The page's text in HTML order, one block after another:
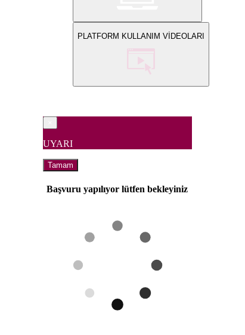
PLATFORM KULLANIM VİDEOLARI
UYARI
Tamam
Başvuru yapılıyor lütfen bekleyiniz